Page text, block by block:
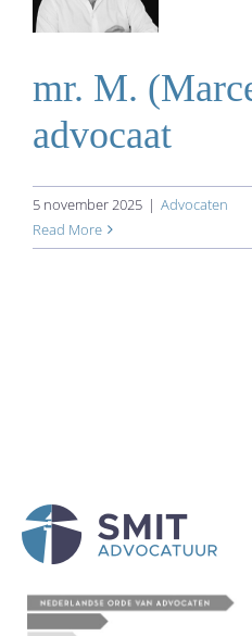
​​mr. M.
advocaat
5 november 2025 | Advocaten
Read More